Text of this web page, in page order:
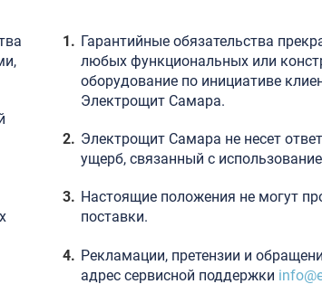
Гарантийные обязательства
любых функциональных или
оборудование по инициативе
Электрощит Самара.
Электрощит Самара не несет
ущерб, связанный с
Настоящие положения не могут
поставки.
Рекламации, претензии и
адрес сервисной поддержки